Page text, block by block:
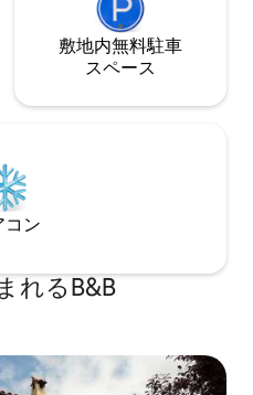
敷地内無料駐⁠車
ス⁠ペ⁠ー⁠ス
コン
れるB&B